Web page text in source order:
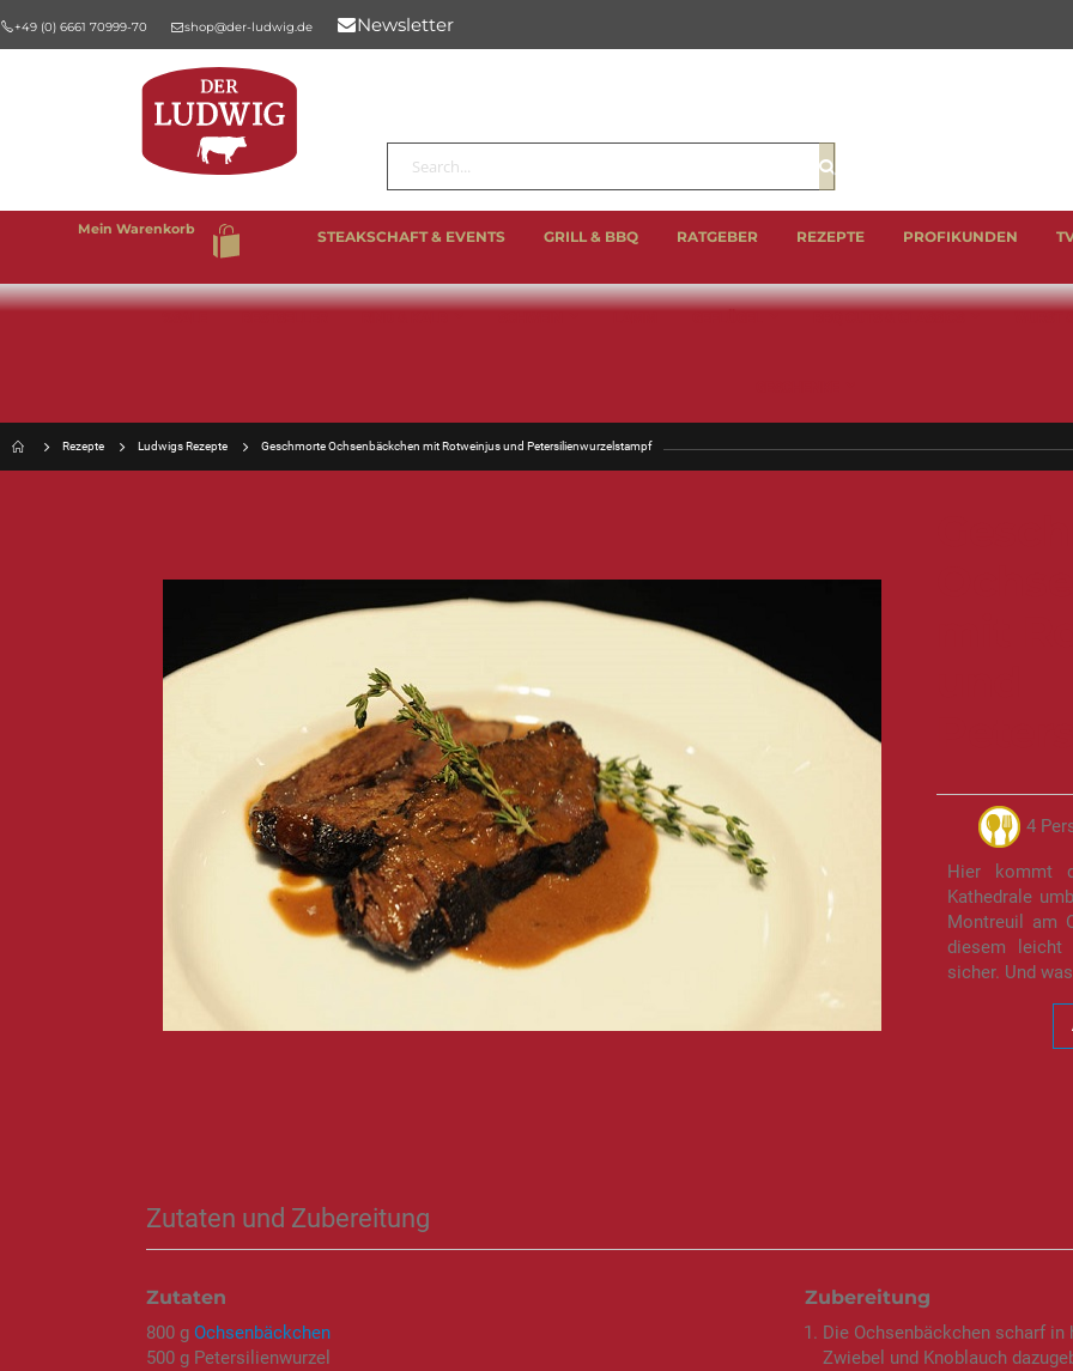
+49 (0) 6661 70999-70 shop@der-ludwig.de Newsletter
Mein Warenkorb
Suche
Suche
STEAKSCHAFT & EVENTS GRILL & BBQ RATGEBER REZEPTE PROFIKUNDEN
Rezepte Ludwigs Rezepte Geschmorte Ochsenbäckchen mit Rotweinjus und Petersilienwurzelstampf
4
Hier kommt
Kathedrale
Montreuil am
diesem leicht
sicher. Und
Zutaten und Zubereitung
Zutaten
800 g Ochsenbäckchen
500 g Petersilienwurzel
Zubereitung
Die Ochsenbäckchen scharf
Zwiebel und Knoblauch